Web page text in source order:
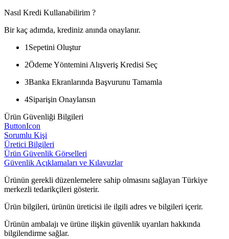
Nasıl Kredi Kullanabilirim ?
Bir kaç adımda, krediniz anında onaylanır.
1 Sepetini Oluştur
2Ödeme Yöntemini Alışveriş Kredisi Seç
3Banka Ekranlarında Başvurunu Tamamla
4Siparişin Onaylansın
Ürün Güvenliği Bilgileri
ButtonIcon
Sorumlu Kişi
Üretici Bilgileri
Ürün Güvenlik Görselleri
Güvenlik Açıklamaları ve Kılavuzlar
Ürünün gerekli düzenlemelere sahip olmasını sağlayan Türkiye
merkezli tedarikçileri gösterir.
Ürün bilgileri, ürünün üreticisi ile ilgili adres ve bilgileri içerir.
Ürünün ambalajı ve ürüne ilişkin güvenlik uyarıları hakkında
bilgilendirme sağlar.